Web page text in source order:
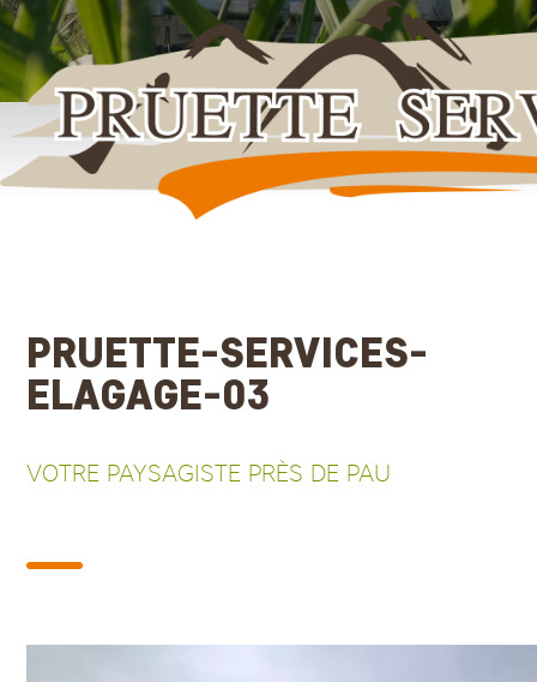
Aller
au
contenu
principal
PRUETTE-SERVICES-
ELAGAGE-03
VOTRE PAYSAGISTE PRÈS DE PAU